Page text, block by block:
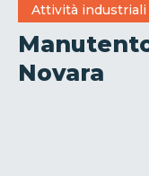
Attività industriali
Novara